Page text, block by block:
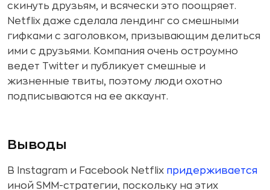
скинуть друзьям, и всячески это поощряет.
Netflix даже сделала лендинг со смешными
гифками с заголовком, призывающим делиться
ими с друзьями. Компания очень остроумно
ведет Twitter и публикует смешные и
жизненные твиты, поэтому люди охотно
подписываются на ее аккаунт.
Выводы
В Instagram и Facebook Netflix придерживается
иной SMM-стратегии, поскольку на этих